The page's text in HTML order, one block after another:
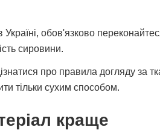
обов'язково
сировини.
про правила догляду за
тільки сухим способом.
краще